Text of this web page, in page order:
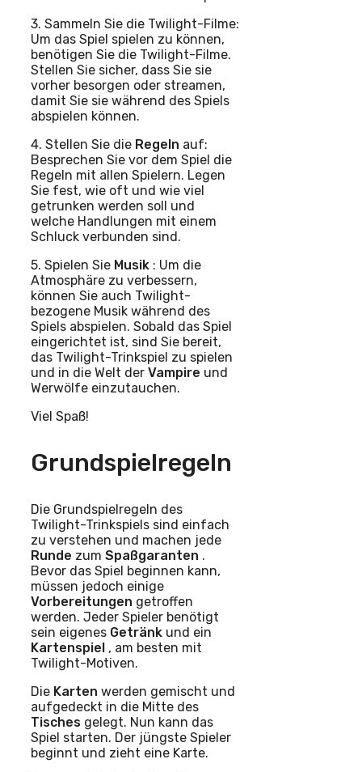
3. Sammeln Sie die Twilight-Filme:
Um das Spiel spielen zu können,
benötigen Sie die Twilight-Filme.
Stellen Sie sicher, dass Sie sie
vorher besorgen oder streamen,
damit Sie sie während des Spiels
abspielen können.
4. Stellen Sie die Regeln auf:
Besprechen Sie vor dem Spiel die
Regeln mit allen Spielern. Legen
Sie fest, wie oft und wie viel
getrunken werden soll und
welche Handlungen mit einem
Schluck verbunden sind.
5. Spielen Sie Musik : Um die
Atmosphäre zu verbessern,
können Sie auch Twilight-
bezogene Musik während des
Spiels abspielen. Sobald das Spiel
eingerichtet ist, sind Sie bereit,
das Twilight-Trinkspiel zu spielen
und in die Welt der Vampire und
Werwölfe einzutauchen.
Viel Spaß!
Grundspielregeln
Die Grundspielregeln des
Twilight-Trinkspiels sind einfach
zu verstehen und machen jede
Runde zum Spaßgaranten .
Bevor das Spiel beginnen kann,
müssen jedoch einige
Vorbereitungen getroffen
werden. Jeder Spieler benötigt
sein eigenes Getränk und ein
Kartenspiel , am besten mit
Twilight-Motiven.
Die Karten werden gemischt und
aufgedeckt in die Mitte des
Tisches gelegt. Nun kann das
Spiel starten. Der jüngste Spieler
beginnt und zieht eine Karte.